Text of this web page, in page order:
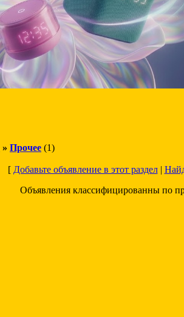
» Прочее (1)
[ Добавьте объявление в этот раздел|
Объявления классифицированны по